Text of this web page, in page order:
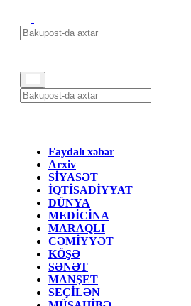
Faydalı xəbər
Arxiv
SİYASƏT
İQTİSADİYYAT
DÜNYA
MEDİCİNA
MARAQLI
CƏMİYYƏT
KÖŞƏ
SƏNƏT
MANŞET
SEÇİLƏN